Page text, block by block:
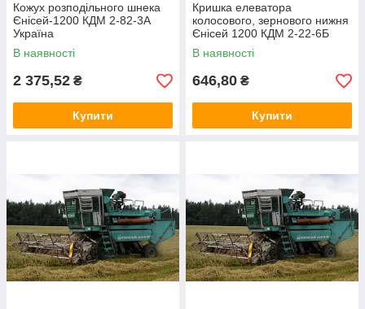
Кожух розподільного шнека
Єнісей-1200 КДМ 2-82-3А
Україна
В наявності
2 375,52 ₴
Купити
Кришка елеватора
колосового, зернового нижня
Єнісей 1200 КДМ 2-22-6Б
Україна
В наявності
646,80 ₴
Купити